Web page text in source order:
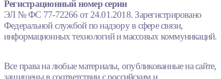
Регистрационный номер серии
ЭЛ № ФС 77-72266 от 24.01.2018. Зарегистрировано
Федеральной службой по надзору в сфере связи,
информационных технологий и массовых коммуникаций.
Все права на любые материалы, опубликованные на сайте,